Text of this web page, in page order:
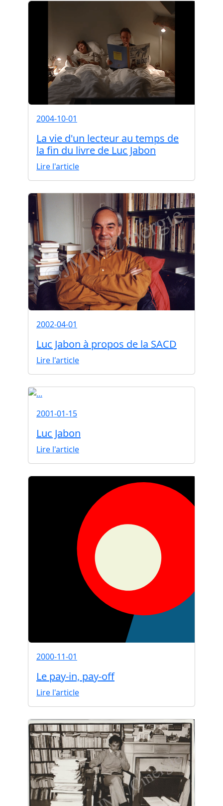
2004-10-01
La vie d'un lecteur au temps de
la fin du livre de Luc Jabon
Lire l'article
2002-04-01
Luc Jabon à propos de la SACD
Lire l'article
2001-01-15
Luc Jabon
Lire l'article
2000-11-01
Le pay-in, pay-off
Lire l'article